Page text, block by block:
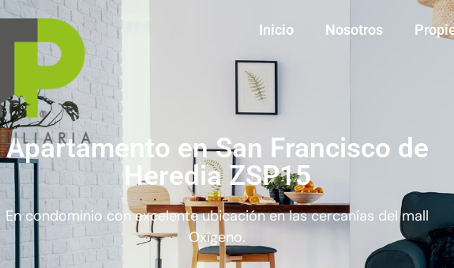
Inicio Nosotros
Apartamento en San Francisco de
Heredia ZSP15
En condominio con excelente ubicación en las cercanías del mall
Oxígeno.